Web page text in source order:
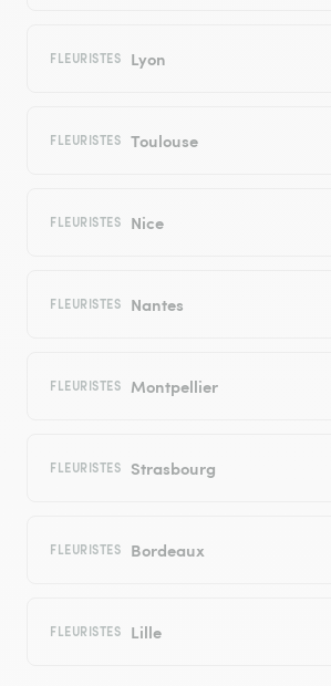
FLEURISTES Lyon
FLEURISTES Toulouse
FLEURISTES Nice
FLEURISTES Nantes
FLEURISTES Montpellier
FLEURISTES Strasbourg
FLEURISTES Bordeaux
FLEURISTES Lille